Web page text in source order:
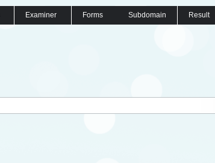
Examiner Forms Subdomain Result